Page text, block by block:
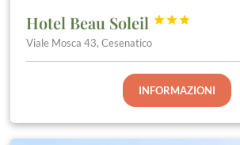
Hotel Beau Soleil 


Viale Mosca 43, Cesenatico
INFORMAZIONI